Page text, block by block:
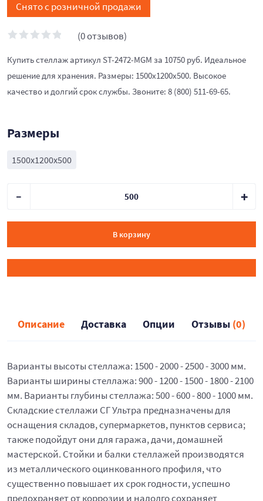
Снято с розничной продажи
(0 отзывов)
Купить стеллаж артикул ST-2472-MGM за 10750 руб. Идеальное
решение для хранения. Размеры: 1500x1200x500. Высокое
качество и долгий срок службы. Звоните: 8 (800) 511-69-65.
Размеры
1500x1200x500
В корзину
Описание Доставка Опции Отзывы (0)
Варианты высоты стеллажа: 1500 - 2000 - 2500 - 3000 мм.
Варианты ширины стеллажа: 900 - 1200 - 1500 - 1800 - 2100
мм. Варианты глубины стеллажа: 500 - 600 - 800 - 1000 мм.
Складские стеллажи СГ Ультра предназначены для
оснащения складов, супермаркетов, пунктов сервиса;
также подойдут они для гаража, дачи, домашней
мастерской. Стойки и балки стеллажей производятся
из металлического оцинкованного профиля, что
существенно повышает их срок годности, успешно
предохраняет от коррозии и надолго сохраняет